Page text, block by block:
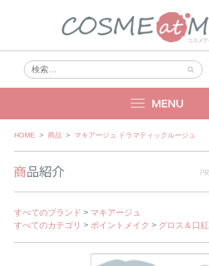
Skip
HOME > 商品 > マキアージュ ドラマティックルージュ
すべてのブランド > マキアージュ
すべてのカテゴリ > ポイントメイク > グロス＆口紅